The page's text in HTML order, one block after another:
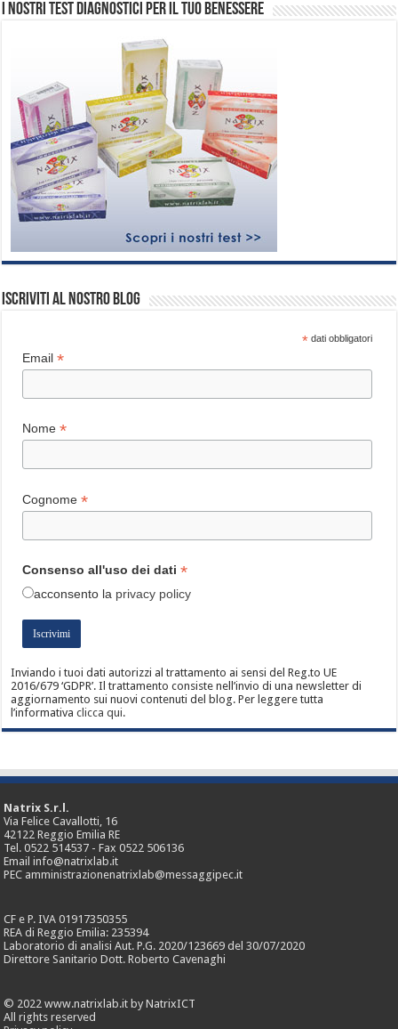
I nostri test diagnostici per il tuo benessere
Iscriviti al nostro blog
* dati obbligatori
Email *
Nome *
Cognome *
Consenso all'uso dei dati *
acconsentola privacy policy
Inviando i tuoi dati autorizzi al trattamento ai sensi del Reg.to UE
2016/679 ‘GDPR’. Il trattamento consiste nell’invio di una newsletter di
aggiornamento sui nuovi contenuti del blog. Per leggere tutta
l’informativaclicca qui.
Natrix S.r.l.
Via Felice Cavallotti, 16
42122 Reggio Emilia RE
Tel. 0522 514537 - Fax 0522 506136
Email info@natrixlab.it
PEC amministrazionenatrixlab@messaggipec.it
CF e P. IVA 01917350355
REA di Reggio Emilia: 235394
Laboratorio di analisi Aut. P.G. 2020/123669 del 30/07/2020
Direttore Sanitario Dott. Roberto Cavenaghi
© 2022 www.natrixlab.it by NatrixICT
All rights reserved